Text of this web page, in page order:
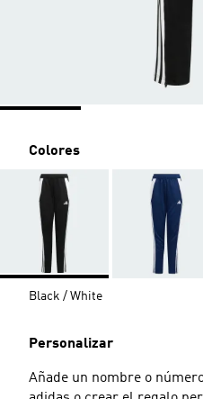
Colores
Black / White
Personalizar
Añade un nombre o